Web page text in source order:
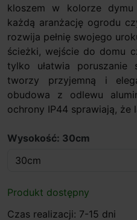
kloszem w kolorze
każdą aranżację ogrodu
rozwija pełnię swojego
ścieżki, wejście do domu
tylko ułatwia
tworzy przyjemną i
obudowa z odlewu
ochrony IP44 sprawiają, że
Wysokość: 30cm
Produkt dostępny
Czas realizacji: 7-15 dni